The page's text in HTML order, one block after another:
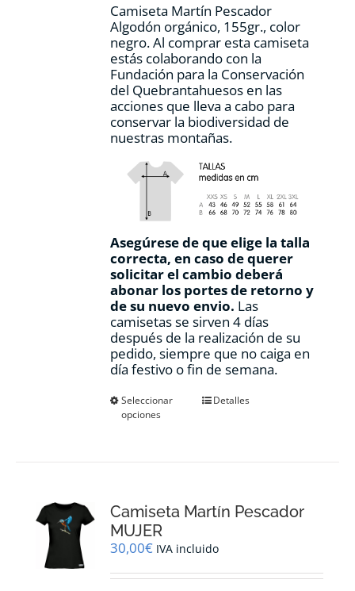
de
producto
Camiseta Martín Pescador
Algodón orgánico, 155gr., color
negro. Al comprar esta camiseta
estás colaborando con la
Fundación para la Conservación
del Quebrantahuesos en las
acciones que lleva a cabo para
conservar la biodiversidad de
nuestras montañas.
Asegúrese de que elige la talla
correcta, en caso de querer
solicitar el cambio deberá
abonar los portes de retorno y
de su nuevo envio. Las
camisetas se sirven 4 días
después de la realización de su
pedido, siempre que no caiga en
día festivo o fin de semana.
Seleccionar
opciones
Este
se
elegir
la
Detalles
Camiseta Martín Pescador
MUJER
30,00€ IVA incluido